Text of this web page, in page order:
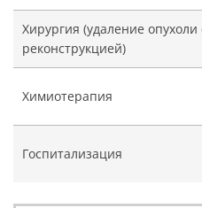
Хирургия (удаление опухоли
реконструкцией)
Химиотерапия
Госпитализация